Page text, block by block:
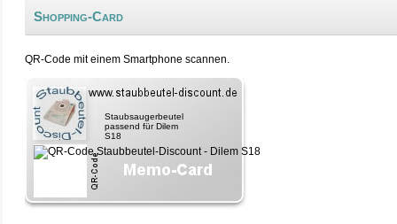
Shopping-Card
QR-Code mit einem Smartphone scannen.
Staubsaugerbeutel
passend für Dilem
S18